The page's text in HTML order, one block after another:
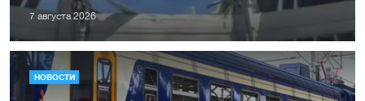
7 августа 2026
НОВОСТИ